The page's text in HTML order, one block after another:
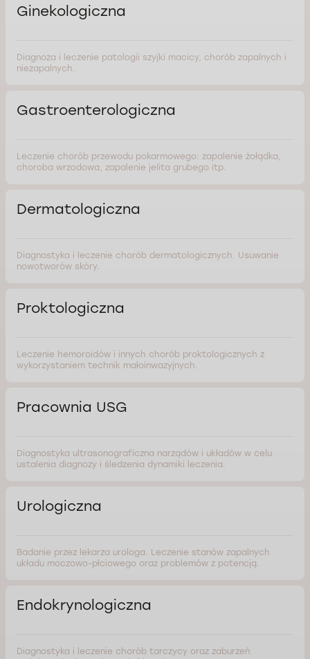
Ginekologiczna
Diagnoza i leczenie patologii szyjki macicy, chorób zapalnych i
niezapalnych.
Gastroenterologiczna
Leczenie chorób przewodu pokarmowego: zapalenie żołądka,
choroba wrzodowa, zapalenie jelita grubego itp.
Dermatologiczna
Diagnostyka i leczenie chorób dermatologicznych. Usuwanie
nowotworów skóry.
Proktologiczna
Leczenie hemoroidów i innych chorób proktologicznych z
wykorzystaniem technik małoinwazyjnych.
Pracownia USG
Diagnostyka ultrasonograficzna narządów i układów w celu
ustalenia diagnozy i śledzenia dynamiki leczenia.
Urologiczna
Badanie przez lekarza urologa. Leczenie stanów zapalnych
układu moczowo-płciowego oraz problemów z potencją.
Endokrynologiczna
Diagnostyka i leczenie chorób tarczycy oraz zaburzeń